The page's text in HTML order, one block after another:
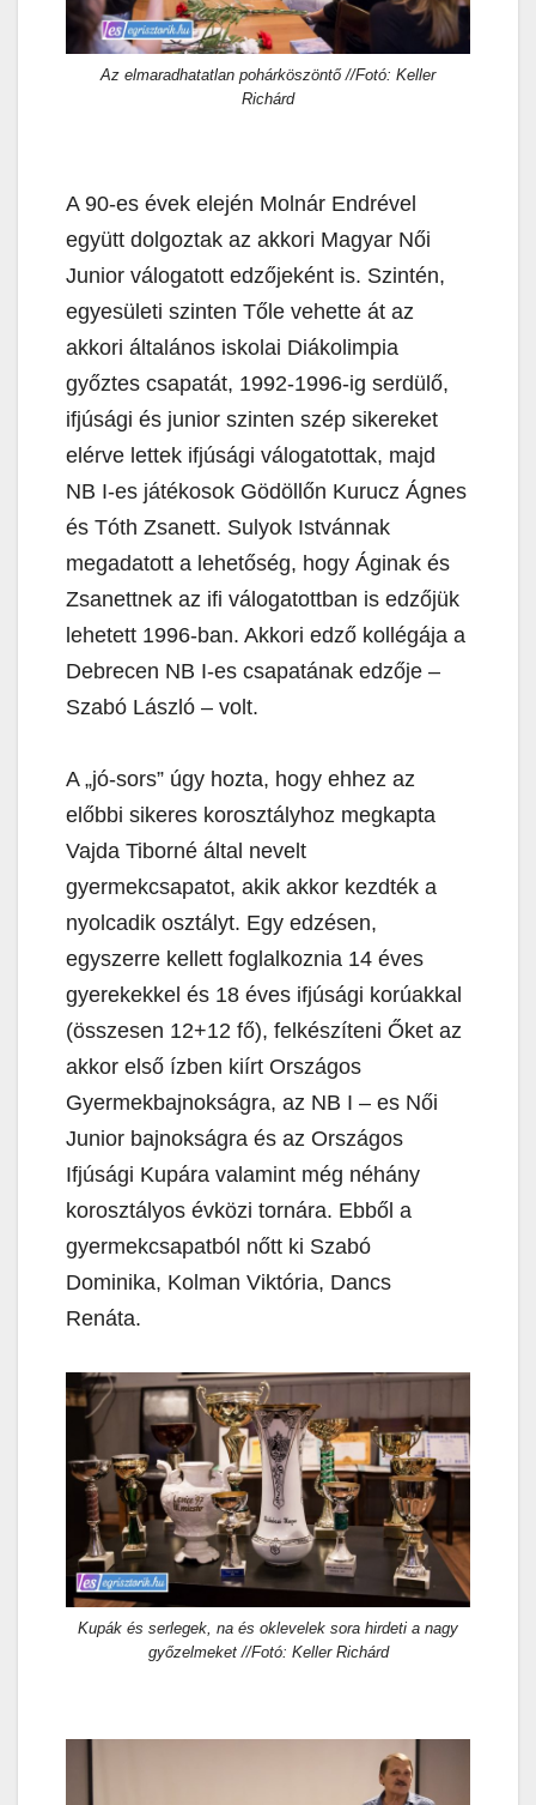
Az elmaradhatatlan pohárköszöntő //Fotó: Keller
Richárd
A 90-es évek elején Molnár Endrével
együtt dolgoztak az akkori Magyar Női
Junior válogatott edzőjeként is. Szintén,
egyesületi szinten Tőle vehette át az
akkori általános iskolai Diákolimpia
győztes csapatát, 1992-1996-ig serdülő,
ifjúsági és junior szinten szép sikereket
elérve lettek ifjúsági válogatottak, majd
NB I-es játékosok Gödöllőn Kurucz Ágnes
és Tóth Zsanett. Sulyok Istvánnak
megadatott a lehetőség, hogy Áginak és
Zsanettnek az ifi válogatottban is edzőjük
lehetett 1996-ban. Akkori edző kollégája a
Debrecen NB I-es csapatának edzője –
Szabó László – volt.
A „jó-sors” úgy hozta, hogy ehhez az
előbbi sikeres korosztályhoz megkapta
Vajda Tiborné által nevelt
gyermekcsapatot, akik akkor kezdték a
nyolcadik osztályt. Egy edzésen,
egyszerre kellett foglalkoznia 14 éves
gyerekekkel és 18 éves ifjúsági korúakkal
(összesen 12+12 fő), felkészíteni Őket az
akkor első ízben kiírt Országos
Gyermekbajnokságra, az NB I – es Női
Junior bajnokságra és az Országos
Ifjúsági Kupára valamint még néhány
korosztályos évközi tornára. Ebből a
gyermekcsapatból nőtt ki Szabó
Dominika, Kolman Viktória, Dancs
Renáta.
Kupák és serlegek, na és oklevelek sora hirdeti a nagy
győzelmeket //Fotó: Keller Richárd